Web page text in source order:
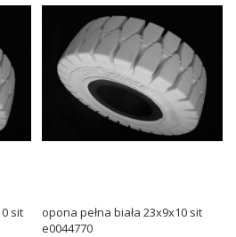
sit
opona pełna biała 23x9x10 sit
e0044770